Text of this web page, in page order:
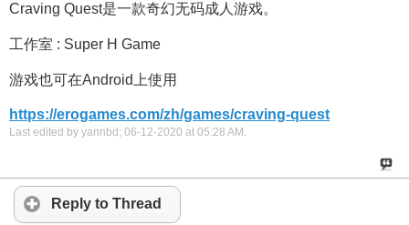
Craving Quest是一款奇幻无码成人游戏。
工作室 : Super H Game
游戏也可在Android上使用
https://erogames.com/zh/games/craving-quest
Last edited by yannbd; 06-12-2020 at 05:28 AM .
Reply to Thread